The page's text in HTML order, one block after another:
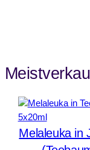
Melaleuka in